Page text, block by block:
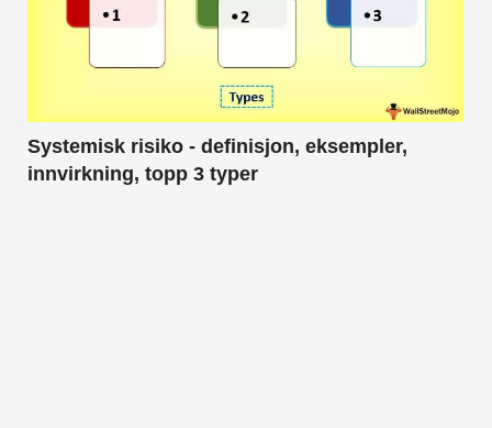
Systemisk risiko - definisjon, eksempler,
innvirkning, topp 3 typer